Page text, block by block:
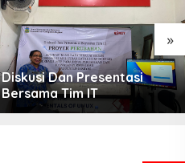
»
Diskusi Dan Presentasi
Bersama Tim IT